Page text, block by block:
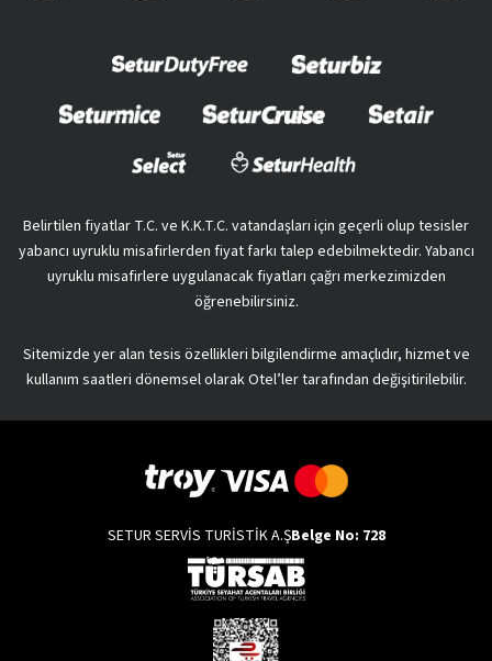
Belirtilen fiyatlar T.C. ve K.K.T.C. vatandaşları için geçerli olup tesisler
yabancı uyruklu misafirlerden fiyat farkı talep edebilmektedir. Yabancı
uyruklu misafirlere uygulanacak fiyatları çağrı merkezimizden
öğrenebilirsiniz.
Sitemizde yer alan tesis özellikleri bilgilendirme amaçlıdır, hizmet ve
kullanım saatleri dönemsel olarak Otel’ler tarafından değişitirilebilir.
SETUR SERVİS TURİSTİK A.ŞBelge No: 728